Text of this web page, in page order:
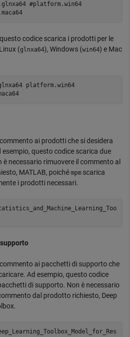
#platform.win64
codice scarica i prodotti per le
(glnxa64), Windows (win64) e Mac
platform.win64
ai prodotti che si desidera
esempio, questo codice scarica due
necessario rimuovere il commento al
MATLAB, poiché mpm scarica
i prodotti necessari.
ai pacchetti di supporto che
Ad esempio, questo codice
di supporto. Non è necessario
dal prodotto richiesto, Deep